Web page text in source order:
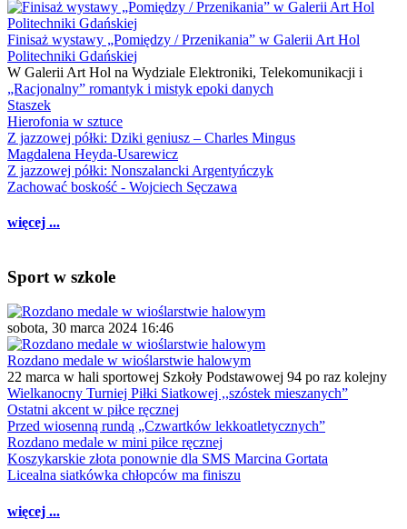
Finisaż wystawy „Pomiędzy / Przenikania” w Galerii Art Hol
Politechniki Gdańskiej
W Galerii Art Hol na Wydziale Elektroniki, Telekomunikacji i
„Racjonalny” romantyk i mistyk epoki danych
Staszek
Hierofonia w sztuce
Z jazzowej półki: Dziki geniusz – Charles Mingus
Magdalena Heyda-Usarewicz
Z jazzowej półki: Nonszalancki Argentyńczyk
Zachować boskość - Wojciech Sęczawa
więcej ...
Sport w szkole
sobota, 30 marca 2024 16:46
Rozdano medale w wioślarstwie halowym
22 marca w hali sportowej Szkoły Podstawowej 94 po raz kolejny
Wielkanocny Turniej Piłki Siatkowej ,,szóstek mieszanych”
Ostatni akcent w piłce ręcznej
Przed wiosenną rundą „Czwartków lekkoatletycznych”
Rozdano medale w mini piłce ręcznej
Koszykarskie złota ponownie dla SMS Marcina Gortata
Licealna siatkówka chłopców ma finiszu
więcej ...